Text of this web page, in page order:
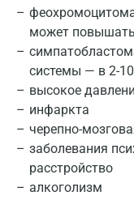
может
системы — в 2-
высокое
инфаркта
черепно-
заболевания
расстройство
алкоголизм
Екатеринбург
Жуковский
Звенигород
Зеленоград
Иваново
Ивантеевка